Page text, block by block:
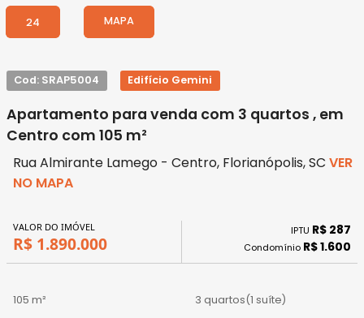
24 MAPA
Cod: SRAP5004 Edifício Gemini
Apartamento para venda com 3 quartos , em
Centro com 105 m²
Rua Almirante Lamego - Centro, Florianópolis, SC VER
NO MAPA
VALOR DO IMÓVEL
R$ 1.890.000
IPTU R$ 287
Condomínio R$ 1.600
105 m² 3 quartos(1 suíte)